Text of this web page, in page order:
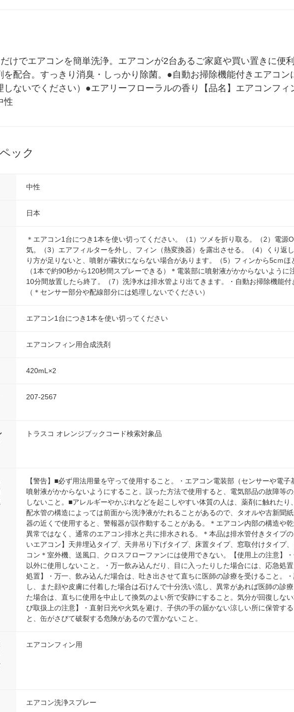
けでエアコンを簡単洗浄。エアコンが2台あるご家庭や買い置きに便
を配合。すっきり消臭・しっかり除菌。●自動お掃除機能付きエアコ
しないでください）●エアリーフローラルの香り【品名】エアコンフィ
性
ック
中性
日本
＊エアコン1台につき1本を使い切ってください。（1）ツメを折り取る。（2）電源
気。（3）エアフィルターを外し、フィン（熱変換器）を露出させる。（4）くり返
り方が足りないと、噴射が霧状にならない場合があります。（5）フィンから5cｍほ
（1本で約90秒から120秒間スプレーできる）＊電装部に噴射液がかからないよう
10分間放置したら終了。（7）洗浄水は排水管より出てきます。・自動お掃除機能付
（＊センサー部分や配線部分には処理しないでください）
エアコン1台につき1本を使い切ってください
エアコンフィン用合成洗剤
420mL×2
207-2567
トラスコ オレンジブックコード検索対象品
【警告】■必ず用法用量を守って使用すること。・エアコン電装部（センサーや電
噴射液がかからないようにすること。誤った方法で使用すると、電気部品の故障等
しないこと。■アレルギーやかぶれなどを起こしやすい体質の人は、薬剤に触れた
配水管の構造によっては前面から洗浄液がたれることがあるので、タオルや古新聞
器の近くで使用すると、警報器が誤作動することがある。＊エアコン内部の構造や
異常ではなく、通常のエアコン排水と共に排水される。＊本品は排水管付きタイプ
いエアコン】天井埋込タイプ、天井吊り下げタイプ、床置タイプ、窓取付けタイプ
コン＊室外機、送風口、クロスフローファンには使用できない。【使用上の注意】
以外に使用しないこと。・万一飲み込んだり、目に入ったりした場合には、応急処
処置】・万一、飲み込んだ場合は、吐き出させて直ちに医師の診療を受けること。
し、また顔や皮膚に付着した場合は石けんで十分洗い流し、異常があれば医師の診
た場合は、直ちに使用を中止して換気のよい所で安静にすること。気分が回復しな
び取扱上の注意】・直射日光や火気を避け、子供の手の届かない涼しい所に保管す
と、缶がさびて破裂する危険があるので置かないこと。
エアコンフィン用
エアコン洗浄スプレー